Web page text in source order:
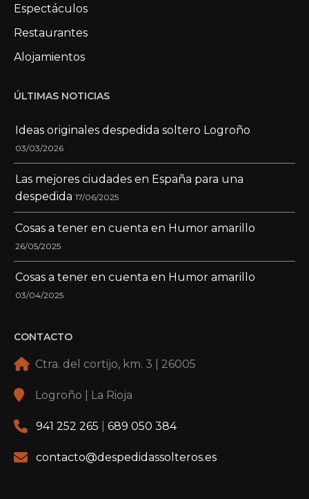
Espectáculos
Restaurantes
Alojamientos
ÚLTIMAS NOTICIAS
Ideas originales despedida soltero Logroño
03/03/2026
Las mejores ciudades en España para una
despedida 17/06/2025
Cosas a tener en cuenta en Humor amarillo
26/05/2025
Cosas a tener en cuenta en Humor amarillo
03/04/2025
CONTACTO
Ctra. del cortijo, km. 3 | 26005
Logroño | La Rioja
941 252 265 689 050 384
contacto@despedidassolteros.es